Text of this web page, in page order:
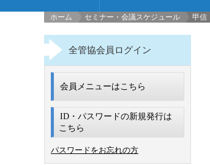
ホーム
セミナー・会議スケジュール
甲信
全管協会員ログイン
会員メニューはこちら
ID・パスワードの新規発行は
こちら
パスワードをお忘れの方